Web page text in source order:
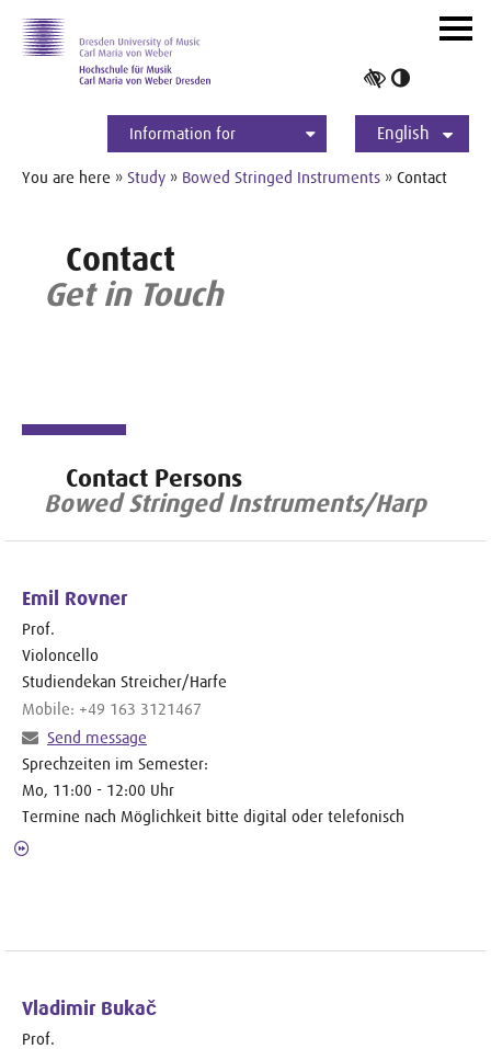
contrast
Information for
Students
Applicants
International
Press
Alumni
English
ein-/
You are here » Study » Bowed Stringed Instruments » Contact
Contact
Get in Touch
Contact Persons
Bowed Stringed Instruments/Harp
Emil Rovner
Prof.
Violoncello
Studiendekan Streicher/Harfe
Mobile: +49 163 3121467
Send message
Sprechzeiten im Semester:
Mo, 11:00 - 12:00 Uhr
Termine nach Möglichkeit bitte digital oder telefonisch
Vladimir Bukač
Prof.